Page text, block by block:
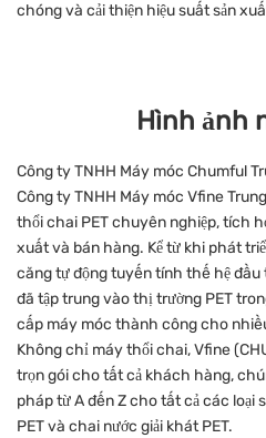
chóng và cải thiện hiệu suất sản
Hình ảnh
Công ty TNHH Máy móc Chumful
Công ty TNHH Máy móc Vfine
thổi chai PET chuyên nghiệp, tích
xuất và bán hàng. Kể từ khi phát
căng tự động tuyến tính thế hệ đầu
đã tập trung vào thị trường PET
cấp máy móc thành công cho
Không chỉ máy thổi chai, Vfine
trọn gói cho tất cả khách hàng,
pháp từ A đến Z cho tất cả các loại
PET và chai nước giải khát PET.